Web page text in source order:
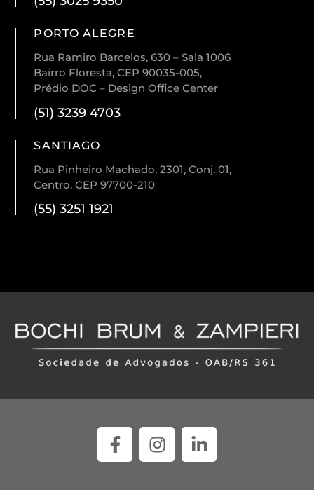
PORTO ALEGRE
Rua Ramiro Barcelos, 630 – Sala 1006
Bairro Floresta, CEP 90035-005,
Prédio DOC – Design Office Center
(51) 3239 4703
SANTIAGO
Rua Pinheiro Machado, 2301, Conj. 01,
Centro. CEP 97700-210
(55) 3251 1921